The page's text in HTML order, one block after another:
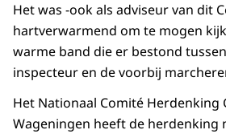
Het was -ook als adviseur van dit
hartverwarmend om te mogen
warme band die er bestond
inspecteur en de voorbij
Het Nationaal Comité Herdenking
Wageningen heeft de herdenking